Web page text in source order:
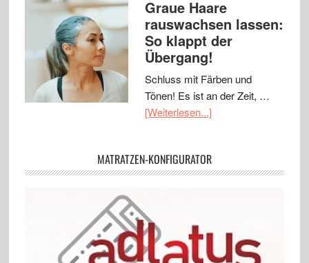
Graue Haare
rauswachsen lassen:
So klappt der
Übergang!
Schluss mit Färben und
Tönen! Es ist an der Zeit, …
[Weiterlesen...]
MATRATZEN-KONFIGURATOR